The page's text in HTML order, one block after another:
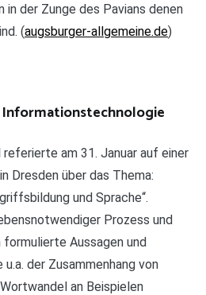
in der Zunge des Pavians denen
(augsburger-allgemeine.de)
am 31. Januar auf einer
Dresden über das Thema:
und Sprache“.
Prozess und
Aussagen und
der Zusammenhang von
an Beispielen